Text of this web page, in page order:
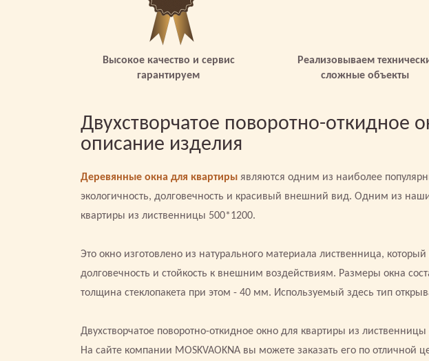
Высокое качество и сервис
гарантируем
Реализовываем
сложные объекты
Двухстворчатое поворотно-откидное
описание изделия
Деревянные окна для квартиры являются одним из наиболее
экологичность, долговечность и красивый внешний вид. Одним из
квартиры из лиственницы 500*1200.
Это окно изготовлено из натурального материала лиственница,
долговечность и стойкость к внешним воздействиям. Размеры окна
толщина стеклопакета при этом - 40 мм. Используемый здесь тип
Двухстворчатое поворотно-откидное окно для квартиры из
На сайте компании MOSKVAOKNA вы можете заказать его по